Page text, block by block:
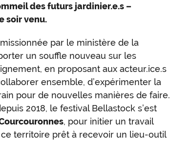
des futurs jardinier.e.s –
soir venu.
par le ministère de la
un souffle nouveau sur les
en proposant aux acteur.ice.s
ensemble, d’expérimenter la
pour de nouvelles manières de faire.
2018, le festival Bellastock s’est
, pour initier un travail
ce territoire prêt à recevoir un lieu-outil